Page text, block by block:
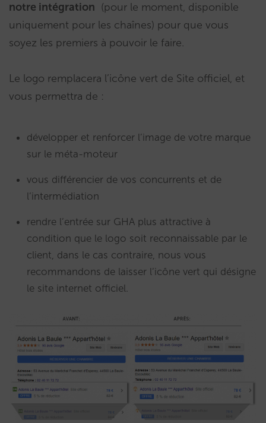
notre intégration (pour le moment, disponible
uniquement pour les chaînes) pour que vous
soyez les premiers à pouvoir le faire.
Le logo remplacera l’icône vert de Site officiel, et
vous permettra de :
développer et renforcer l’image de votre marque
sur le méta-moteur
vous différencier de vos concurrents et de
l’intermédiation
rendre l’entrée sur GHA plus attractive à
condition que le logo soit reconnaissable par le
client, dans le cas contraire, nous vous
recommandons de laisser l’icône vert qui désigne
le site internet officiel.